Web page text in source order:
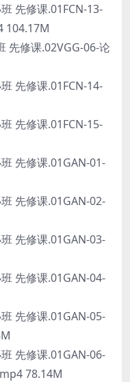
先修课.01FCN-13-
104.17M
先修课.02VGG-06-论
先修课.01FCN-14-
先修课.01FCN-15-
先修课.01GAN-01-
先修课.01GAN-02-
先修课.01GAN-03-
先修课.01GAN-04-
先修课.01GAN-05-
先修课.01GAN-06-
78.14M